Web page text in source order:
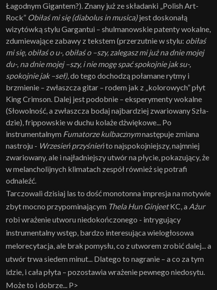
Łagodnym Gigantem?). Znany już ze składanki „Polish Art-
Rock” Obiłaś mi się (diabolus in musica)jest doskonałą
wizytówką stylu Gargantui – shulmanowskie patenty wokalne,
zdumiewające zabawy z tekstem (przerzutnie w stylu: obiłaś
mi się, obiłaś o u-, obiłaś o –szy, zalegasz mi już na dnie mojej
du-, na dnie mojej –szy, i nie mogę spać spokojnie jak su-,
spokojnie jak –seł), do tego dochodzą połamane rytmy i
brzmienie – zwłaszcza gitar – rodem jak z „kolorowych” płyt
King Crimson. Dalej jest podobnie – eksperymenty wokalne
(Słowolność, a zwłaszcza bodaj najbardziej zwariowany Szła-
dzie), frippowskie w duchu kolaże dżwiękowe... Po
instrumentalnym Fumatorze kulbacznymnastępuje zmiana
nastroju - Wrzesień przyśnieńto najspokojniejszy, najmniej
zwariowany, ale i najładniejszy utwór na płycie, pokazujący, że
w melancholijnych klimatach zespół również się potrafi
odnaleźć.
Tarczowali dzisiaj las to dość monotonna impresja na motywie
zbyt mocno przypominającym Thela Hun GinjeetKC, a Ażur
robi wrażenie utworu niedokończonego - intrygujący
instrumentalny wstęp, bardzo interesująca wielogłosowa
melorecytacja, ale brak pomysłu, co z utworem zrobić dalej... a
utwór trwa siedem minut... Dlatego to nagranie – a co za tym
idzie, i cała płyta – pozostawia wrażenie pewnego niedosytu.
Może to i dobrze... P>